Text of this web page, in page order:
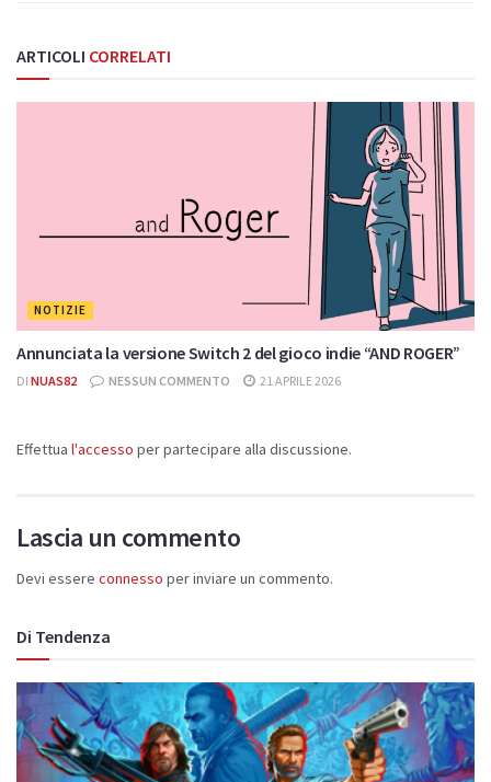
ARTICOLI CORRELATI
NOTIZIE
Annunciata la versione Switch 2 del gioco indie “AND ROGER”
DI NUAS82 NESSUN COMMENTO 21 APRILE 2026
Effettua l'accesso per partecipare alla discussione.
Lascia un commento
Devi essere connesso per inviare un commento.
Di Tendenza